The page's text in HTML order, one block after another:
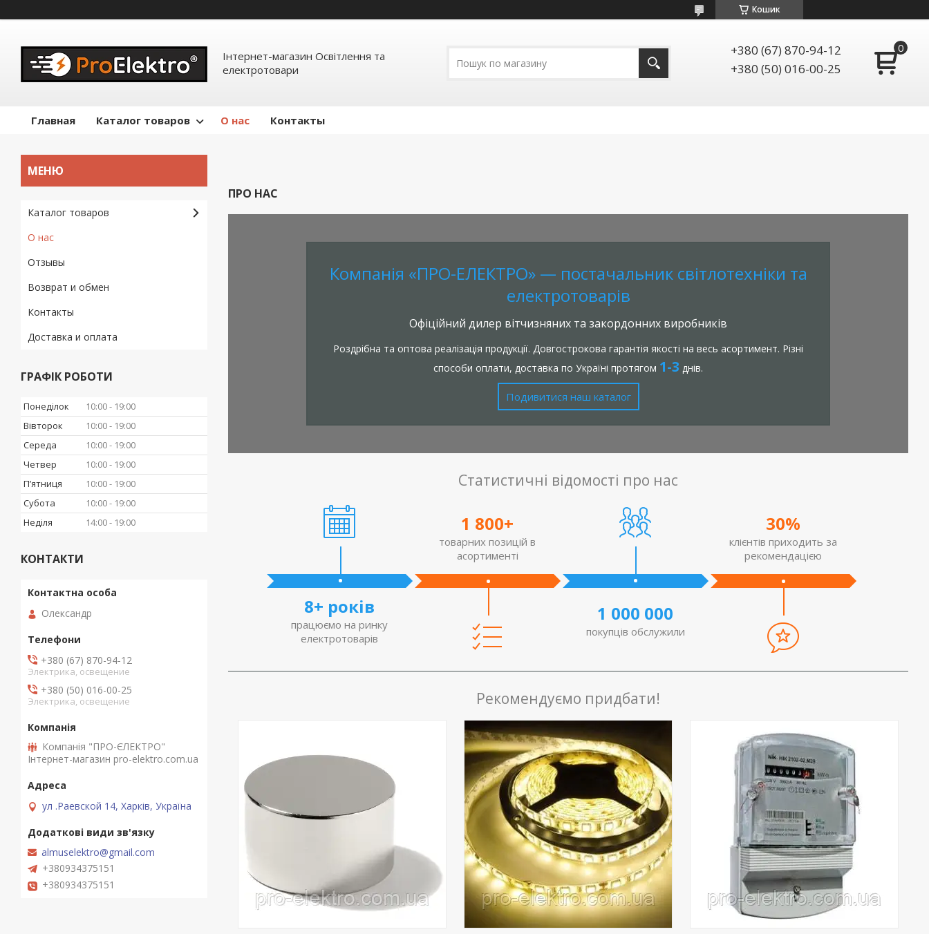
Кошик
Інтернет-магазин Освітлення та
електротовари
+380 (67) 870-94-12
+380 (50) 016-00-25
Главная Каталог товаров О нас Контакты
ПРО НАС
Компанія «ПРО-ЕЛЕКТРО» — постачальник світлотехніки та
електротоварів
Офіційний дилер вітчизняних та закордонних виробників
Роздрібна та оптова реалізація продукції. Довгострокова гарантія якості на весь асортимент. Різні
способи оплати, доставка по Україні протягом 1-3 днів.
Подивитися наш каталог
Статистичні відомості про нас
8+ років
працюємо на ринку
електротоварів
1 800+
товарних позицій в
асортименті
1 000 000
покупців обслужили
30%
клієнтів приходить за
рекомендацією
Рекомендуємо придбати!
Надзвичайно потужний магніт у
формі шайби. Сила зчеплення
становить 220 кг.
кольором світіння. Поставляється в
бухтах. Термін служби — більше 50
000 годин.
витраченої електроенергії в
побутових або промислових умовах.
Зручний інструмент для натягування
бандажної стрічки. Застосовується
при кріпленні монтажних елементів
на різних видах опор.
Плівкова інфрачервона підлога
укладається під ламінат, лінолеум
або ковролін. Відрізняється
ефективністю і довговічністю.
Надійне пристрій для захисту
техніки промислового і побутового
призначення від підвищення,
зниження і стрибків напруги.
Каталог товаров
О нас
Отзывы
Возврат и обмен
Контакты
Доставка и оплата
ГРАФІК РОБОТИ
Понеділок 10:00
19:00
Вівторок
10:00
19:00
Середа
10:00
19:00
Четвер
10:00
19:00
Пʼятниця
10:00
19:00
Субота
10:00
19:00
Неділя
14:00 19:00
КОНТАКТИ
Олександр
+380 (67) 870-94-12
Электрика, освещение
+380 (50) 016-00-25
Электрика, освещение
Компанія "ПРО-ЄЛЕКТРО"
Інтернет-магазин pro-elektro.com.ua
ул .Раевской 14, Харків, Україна
almuselektro@gmail.com
+380934375151
+380934375151